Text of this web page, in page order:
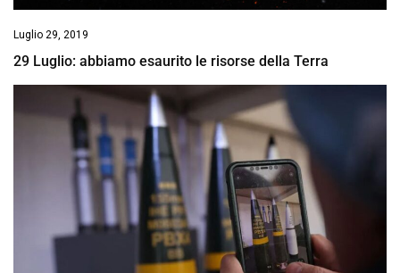
Luglio 29, 2019
29 Luglio: abbiamo esaurito le risorse della Terra